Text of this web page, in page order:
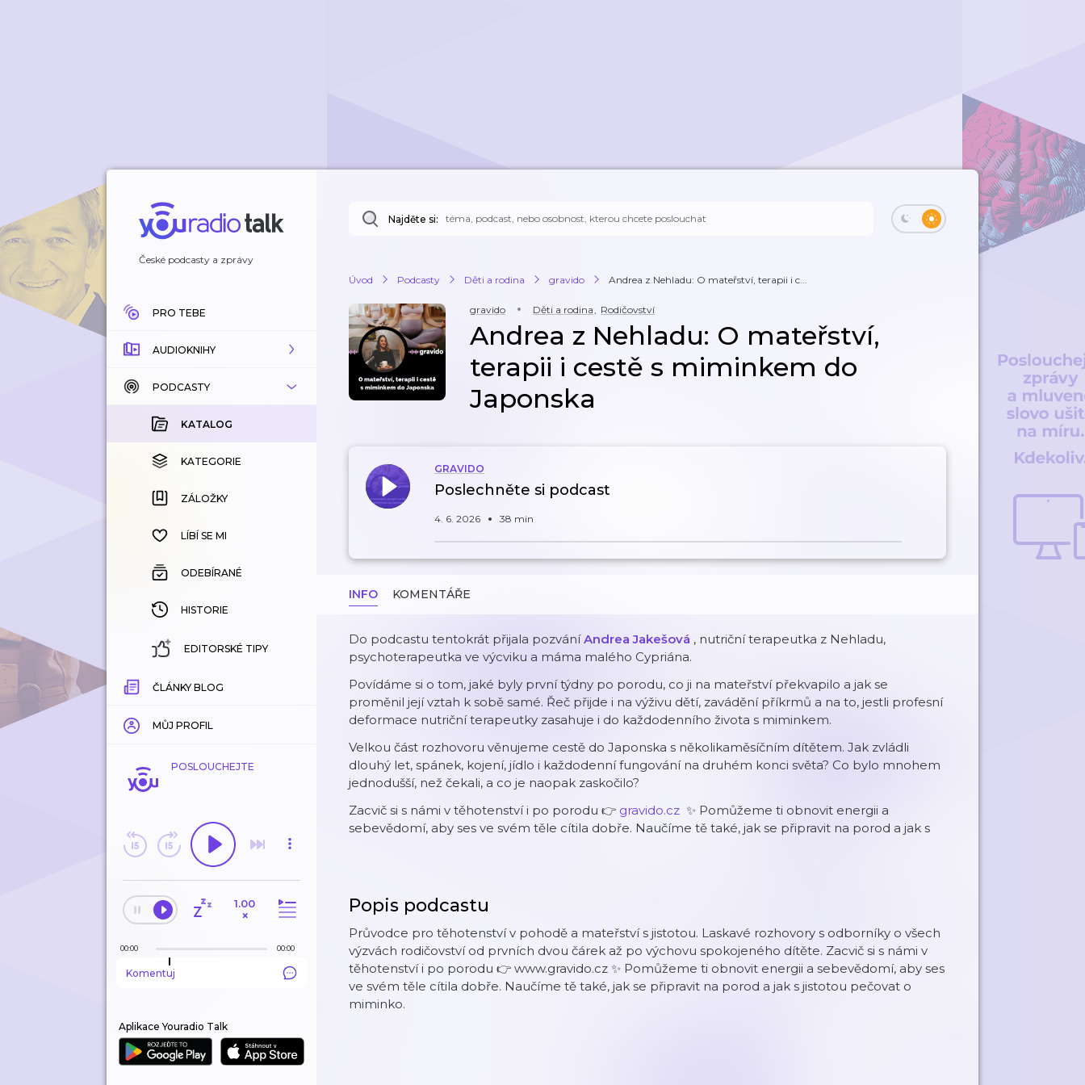
České podcasty a zprávy
PRO TEBE
AUDIOKNIHY
KATALOG
KOUPENÉ
KATEGORIE
ZÁLOŽKY
HISTORIE
PODCASTY
KATALOG
KATEGORIE
ZÁLOŽKY
LÍBÍ SE MI
ODEBÍRANÉ
HISTORIE
EDITORSKÉ TIPY
ČLÁNKY BLOG
MŮJ PROFIL
POSLOUCHEJTE
1.00
×
00:00 00:00
Komentuj
Aplikace Youradio Talk
Najděte si:
Úvod Podcasty Děti a rodina gravido Andrea z Nehladu: O mateřství, terapii i c...
gravido Děti a rodina, Rodičovství
Andrea z Nehladu: O mateřství,
terapii i cestě s miminkem do
Japonska
GRAVIDO
Poslechněte si podcast
4. 6. 2026 38 min
INFO KOMENTÁŘE
Do podcastu tentokrát přijala pozváníAndrea Jakešová , nutriční terapeutka z Nehladu,
psychoterapeutka ve výcviku a máma malého Cypriána.
Povídáme si o tom, jaké byly první týdny po porodu, co ji na mateřství překvapilo a jak se
proměnil její vztah k sobě samé. Řeč přijde i na výživu dětí, zavádění příkrmů a na to, jestli profesní
deformace nutriční terapeutky zasahuje i do každodenního života s miminkem.
Velkou část rozhovoru věnujeme cestě do Japonska s několikaměsíčním dítětem. Jak zvládli
dlouhý let, spánek, kojení, jídlo i každodenní fungování na druhém konci světa? Co bylo mnohem
jednodušší, než čekali, a co je naopak zaskočilo?
Zacvič si s námi v těhotenství i po porodu 👉⁠⁠⁠⁠⁠⁠⁠⁠ ⁠⁠⁠⁠⁠⁠⁠⁠⁠⁠⁠⁠⁠gravido.cz⁠⁠⁠⁠⁠⁠⁠ ⁠⁠⁠⁠⁠⁠⁠⁠⁠⁠⁠⁠⁠ ✨ Pomůžeme ti obnovit energii a
sebevědomí, aby ses ve svém těle cítila dobře. Naučíme tě také, jak se připravit na porod a jak s
Popis podcastu
Průvodce pro těhotenství v pohodě a mateřství s jistotou. Laskavé rozhovory s odborníky o všech
výzvách rodičovství od prvních dvou čárek až po výchovu spokojeného dítěte. Zacvič si s námi v
těhotenství i po porodu 👉 ⁠www.gravido.cz⁠ ✨ Pomůžeme ti obnovit energii a sebevědomí, aby ses
ve svém těle cítila dobře. Naučíme tě také, jak se připravit na porod a jak s jistotou pečovat o
miminko.